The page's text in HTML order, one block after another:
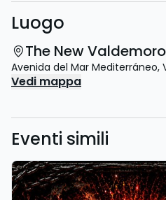
Luogo
The New
Avenida del Mar Mediterráneo,
Vedi mappa
Eventi simili